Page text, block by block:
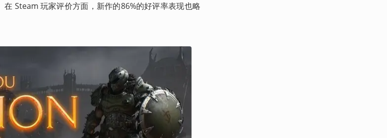
Steam 玩家评价方面，新作的86%的好评率表现也略